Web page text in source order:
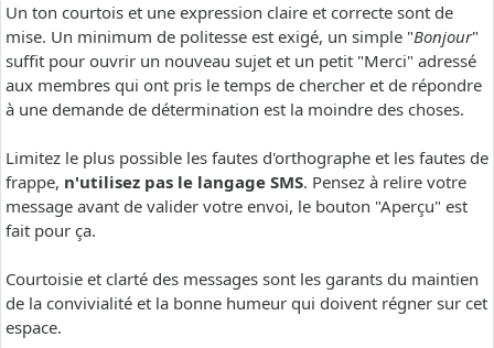
Un ton courtois et une expression claire et correcte sont de
mise. Un minimum de politesse est exigé, un simple "Bonjour"
suffit pour ouvrir un nouveau sujet et un petit "Merci" adressé
aux membres qui ont pris le temps de chercher et de répondre
à une demande de détermination est la moindre des choses.
Limitez le plus possible les fautes d'orthographe et les fautes de
frappe, n'utilisez pas le langage SMS. Pensez à relire votre
message avant de valider votre envoi, le bouton "Aperçu" est
fait pour ça.
Courtoisie et clarté des messages sont les garants du maintien
de la convivialité et la bonne humeur qui doivent régner sur cet
espace.